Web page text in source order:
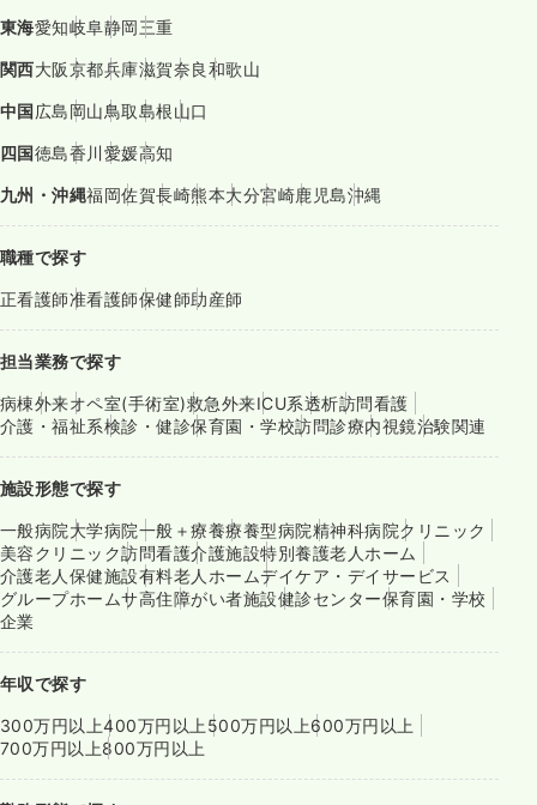
東海愛知岐阜静岡三重
関西大阪京都兵庫滋賀奈良和歌山
中国広島岡山鳥取島根山口
四国徳島香川愛媛高知
九州・沖縄福岡佐賀長崎熊本大分宮崎鹿児島沖縄
職種で探す
正看護師准看護師保健師助産師
担当業務で探す
病棟外来オペ室(手術室)救急外来ICU系透析訪問看護
介護・福祉系検診・健診保育園・学校訪問診療内視鏡治験関連
施設形態で探す
一般病院大学病院一般＋療養療養型病院精神科病院クリニック
美容クリニック訪問看護介護施設特別養護老人ホーム
介護老人保健施設有料老人ホームデイケア・デイサービス
グループホームサ高住障がい者施設健診センター保育園・学校
企業
年収で探す
300万円以上400万円以上 500万円以上600万円以上
700万円以上800万円以上